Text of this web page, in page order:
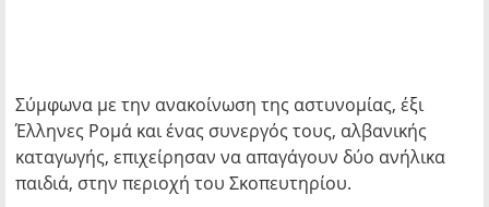
Σύμφωνα με την ανακοίνωση της αστυνομίας, έξι
Έλληνες Ρομά και ένας συνεργός τους, αλβανικής
καταγωγής, επιχείρησαν να απαγάγουν δύο ανήλικα
παιδιά, στην περιοχή του Σκοπευτηρίου.